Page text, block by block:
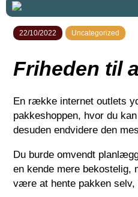
22/10/2022 Uncategorized
Friheden til
En række internet outlets
pakkeshoppen, hvor du
desuden endvidere den
Du burde omvendt
en kende mere
være at hente pakken selv,